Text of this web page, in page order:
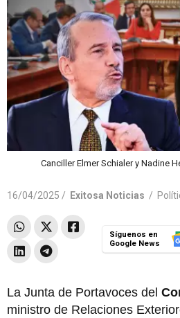
Canciller Elmer Schialer y Nadine
16/04/2025 / Exitosa Noticias /
Síguenos en
Google News
La Junta de Portavoces del
ministro de Relaciones